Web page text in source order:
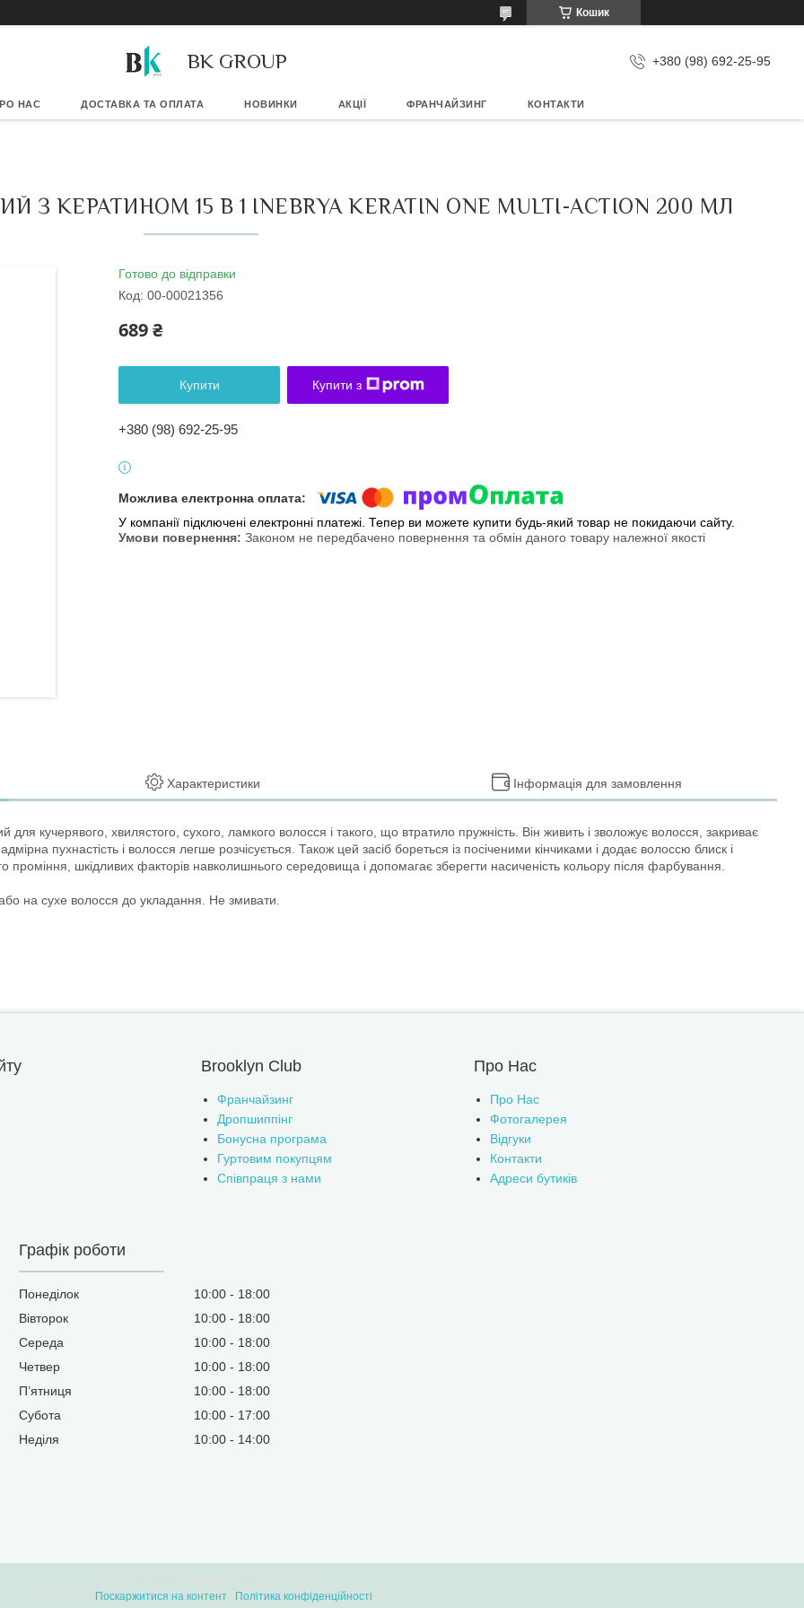
Кошик
BK GROUP +380 (98) 692-25-95
НАС ДОСТАВКА ТА ОПЛАТА НОВИНКИ АКЦІЇ ФРАНЧАЙЗИНГ КОНТАКТИ
КЕРАТИНОМ 15 В 1 INEBRYA KERATIN ONE MULTI-ACTION 200 МЛ
Готово до відправки
Код: 00-00021356
689 ₴
Купити Купити з
+380 (98) 692-25-95
У компанії підключені електронні платежі. Тепер ви можете купити будь-який товар не покидаючи сайту.
Законом не передбачено повернення та обмін даного товару належної якості
Характеристики Інформація для замовлення
кучерявого, хвилястого, сухого, ламкого волосся і такого, що втратило пружність. Він живить і зволожує волосся, закриває
пухнастість і волосся легше розчісується. Також цей засіб бореться із посіченими кінчиками і додає волоссю блиск і
проміння, шкідливих факторів навколишнього середовища і допомагає зберегти насиченість кольору після фарбування.
на сухе волосся до укладання. Не змивати.
Brooklyn Club
Франчайзинг
Дропшиппінг
Бонусна програма
Гуртовим покупцям
Співпраця з нами
Про Нас
Про Нас
Фотогалерея
Відгуки
Контакти
Адреси бутиків
Графік роботи
Понеділок 10:00
18:00
Вівторок
10:00
18:00
Середа
10:00
18:00
Четвер
10:00
18:00
Пʼятниця
10:00
18:00
Субота
10:00
17:00
Неділя
10:00 14:00
Поскаржитися на контент Політика конфіденційності